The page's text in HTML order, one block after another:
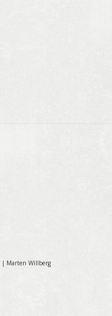
| Marten Willberg